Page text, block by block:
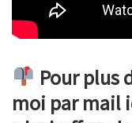
Pour plus
moi par mail